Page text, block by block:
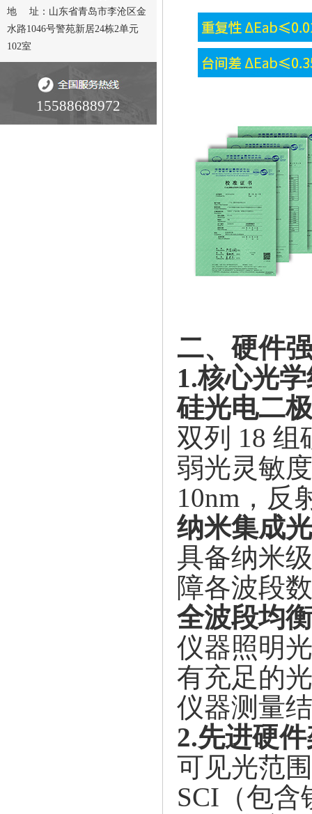
地 址：山东省青岛市李沧区金
水路1046号警苑新居24栋2单元
102室
15588688972
二、硬件
1.核心光
硅光电二
双列 18 组
弱光灵敏
10nm，反
纳米集成
具备纳米
障各波段
全波段均衡
仪器照明
有充足的
仪器测量
2.先进硬
可见光范
SCI（包含